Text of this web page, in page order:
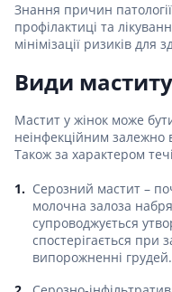
Знання причин
профілактиці та
мінімізації ризиків
Види маститу
Мастит у жінок може
неінфекційним
Також за характером
Серозний мастит –
молочна залоза
супроводжується
спостерігається при
випорожненні грудей.